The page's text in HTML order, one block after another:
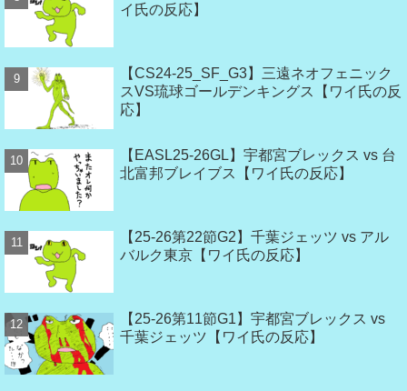
イ氏の反応】
【CS24-25_SF_G3】三遠ネオフェニック
スVS琉球ゴールデンキングス【ワイ氏の反
応】
【EASL25-26GL】宇都宮ブレックス vs 台
北富邦ブレイブス【ワイ氏の反応】
【25-26第22節G2】千葉ジェッツ vs アル
バルク東京【ワイ氏の反応】
【25-26第11節G1】宇都宮ブレックス vs
千葉ジェッツ【ワイ氏の反応】